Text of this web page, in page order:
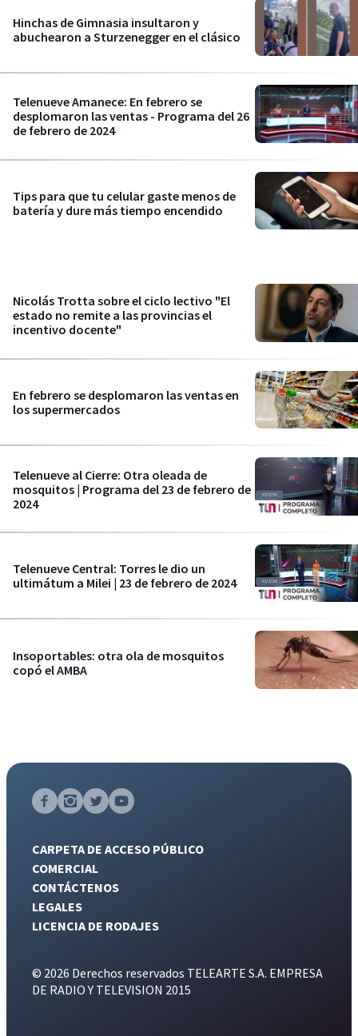
Hinchas de Gimnasia insultaron y
abuchearon a Sturzenegger en el clásico
Telenueve Amanece: En febrero se
desplomaron las ventas - Programa del 26
de febrero de 2024
Tips para que tu celular gaste menos de
batería y dure más tiempo encendido
Nicolás Trotta sobre el ciclo lectivo "El
estado no remite a las provincias el
incentivo docente"
En febrero se desplomaron las ventas en
los supermercados
Telenueve al Cierre: Otra oleada de
mosquitos | Programa del 23 de febrero de
2024
Telenueve Central: Torres le dio un
ultimátum a Milei | 23 de febrero de 2024
Insoportables: otra ola de mosquitos
copó el AMBA
CARPETA DE ACCESO PÚBLICO
COMERCIAL
CONTÁCTENOS
LEGALES
LICENCIA DE RODAJES
© 2026 Derechos reservados TELEARTE S.A. EMPRESA
DE RADIO Y TELEVISION 2015